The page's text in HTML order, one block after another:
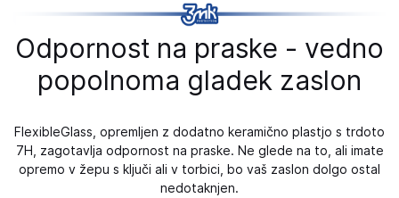
Odpornost na praske - vedno
popolnoma gladek zaslon
FlexibleGlass, opremljen z dodatno keramično plastjo s trdoto
7H, zagotavlja odpornost na praske. Ne glede na to, ali imate
opremo v žepu s ključi ali v torbici, bo vaš zaslon dolgo ostal
nedotaknjen.